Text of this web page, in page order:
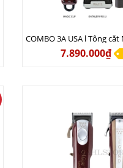
7.890.000₫